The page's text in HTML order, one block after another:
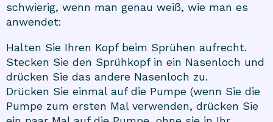
schwierig, wenn man genau weiß, wie man es
anwendet:
Halten Sie Ihren Kopf beim Sprühen aufrecht.
Stecken Sie den Sprühkopf in ein Nasenloch und
drücken Sie das andere Nasenloch zu.
Drücken Sie einmal auf die Pumpe (wenn Sie die
Pumpe zum ersten Mal verwenden, drücken Sie